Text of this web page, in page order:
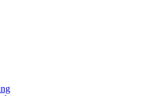
VIETNAM 2023